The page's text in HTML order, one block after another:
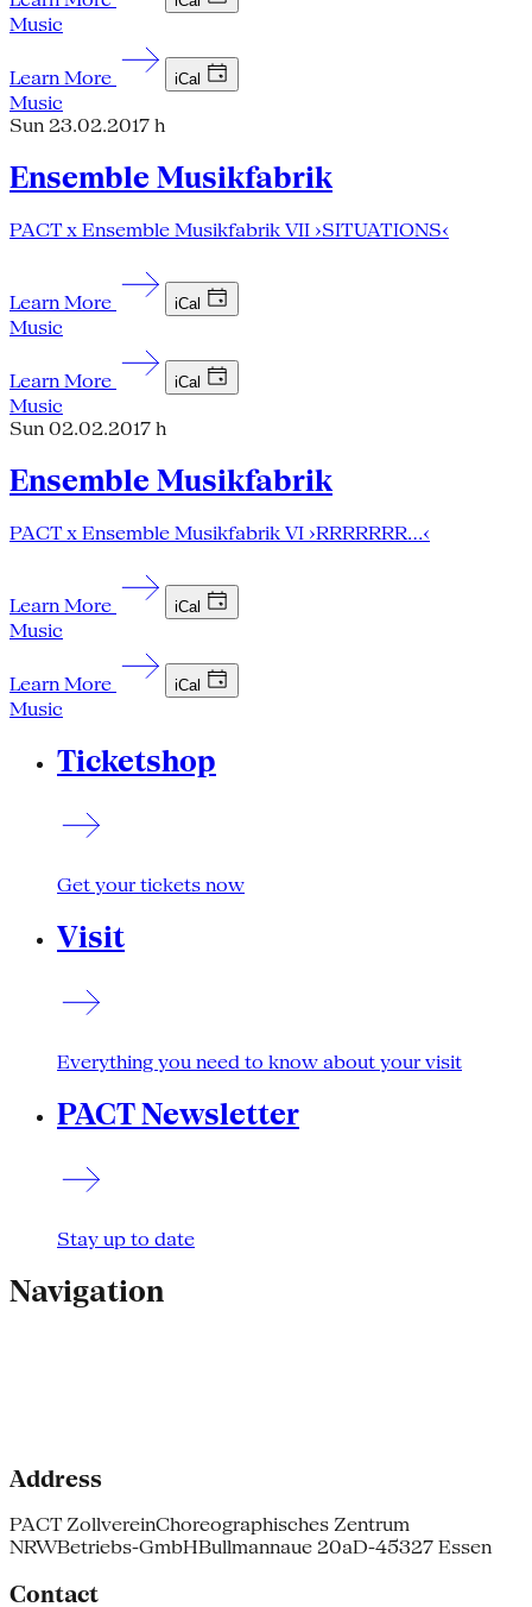
Music
Learn More iCal
Music
Sun 23.02.2017 h
Ensemble Musikfabrik
PACT x Ensemble Musikfabrik VII ›SITUATIONS‹
Learn More iCal
Music
Learn More iCal
Music
Sun 02.02.2017 h
Ensemble Musikfabrik
PACT x Ensemble Musikfabrik VI ›RRRRRRR…‹
Learn More iCal
Music
Learn More iCal
Music
Ticketshop
Get your tickets now
Visit
Everything you need to know about your visit
PACT Newsletter
Stay up to date
Navigation
Address
PACT ZollvereinChoreographisches Zentrum
NRWBetriebs-GmbHBullmannaue 20aD-45327 Essen
Contact